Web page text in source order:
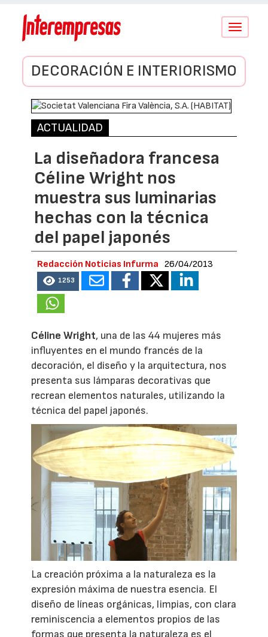
Conmutar
DECORACIÓN E INTERIORISMO
ACTUALIDAD
La diseñadora francesa
Céline Wright nos
muestra sus luminarias
hechas con la técnica
del papel japonés
Redacción Noticias Infurma 26/04/2013
1253
Céline Wright, una de las 44 mujeres más
influyentes en el mundo francés de la
decoración, el diseño y la arquitectura, nos
presenta sus lámparas decorativas que
recrean elementos naturales, utilizando la
técnica del papel japonés.
La creación próxima a la naturaleza es la
expresión máxima de nuestra esencia. El
diseño de líneas orgánicas, limpias, con clara
reminiscencia a elementos propios de las